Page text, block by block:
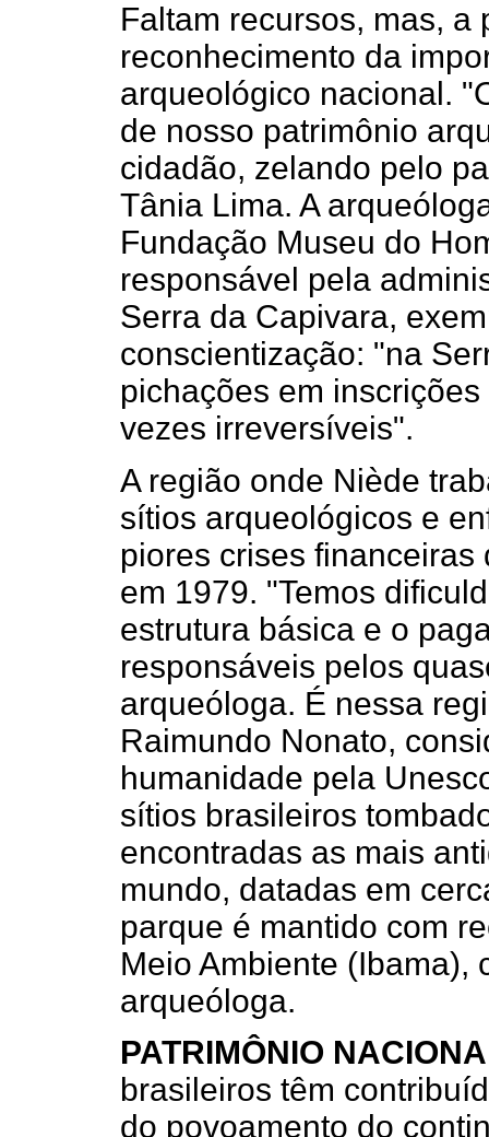
Faltam recursos, mas, a
reconhecimento da
arqueológico nacional.
de nosso patrimônio
cidadão, zelando pelo
Tânia Lima. A
Fundação Museu do
responsável pela
Serra da Capivara,
conscientização: "na
pichações em
vezes irreversíveis".
A região onde Niède
sítios arqueológicos e
piores crises
em 1979. "Temos
estrutura básica e o
responsáveis pelos
arqueóloga. É nessa
Raimundo Nonato,
humanidade pela
sítios brasileiros
encontradas as mais
mundo, datadas em
parque é mantido com
Meio Ambiente (Ibama),
arqueóloga.
PATRIMÔNIO
brasileiros têm
do povoamento do